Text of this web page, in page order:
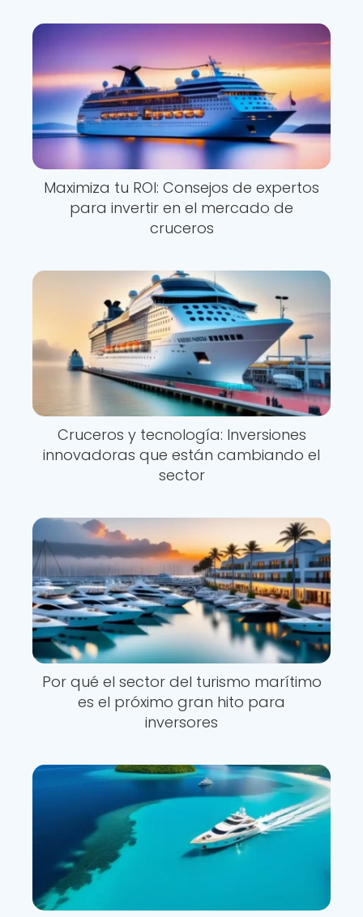
Maximiza tu ROI: Consejos de expertos
para invertir en el mercado de
cruceros
Cruceros y tecnología: Inversiones
innovadoras que están cambiando el
sector
Por qué el sector del turismo marítimo
es el próximo gran hito para
inversores